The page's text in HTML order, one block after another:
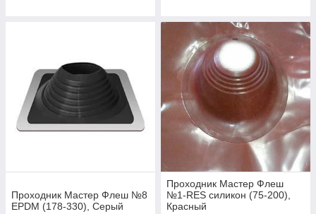
Проходник Мастер Флеш №8
EPDM (178-330), Серый
Проходник Мастер Флеш
№1-RES силикон (75-200),
Красный